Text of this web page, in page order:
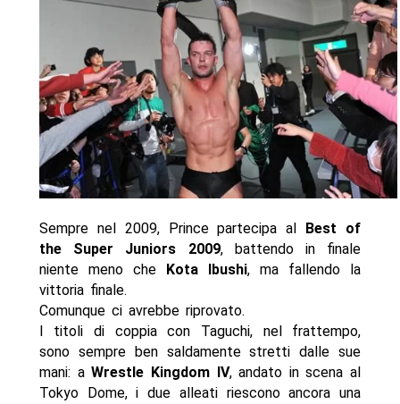
Sempre nel 2009, Prince partecipa al
Best of
the Super Juniors 2009, battendo in finale
niente meno che
Kota Ibushi, ma fallendo la
vittoria finale.
Comunque ci avrebbe riprovato.
I titoli di coppia con Taguchi, nel frattempo,
sono sempre ben saldamente stretti dalle sue
mani: aWrestle Kingdom IV, andato in scena al
Tokyo Dome, i due alleati riescono ancora una